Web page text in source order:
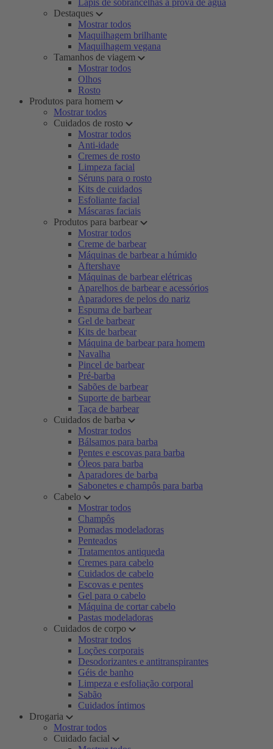
Lápis de sobrancelhas à prova de água
Destaques
Mostrar todos
Maquilhagem brilhante
Maquilhagem vegana
Tamanhos de viagem
Mostrar todos
Olhos
Rosto
Produtos para homem
Mostrar todos
Cuidados de rosto
Mostrar todos
Anti-idade
Cremes de rosto
Limpeza facial
Séruns para o rosto
Kits de cuidados
Esfoliante facial
Máscaras faciais
Produtos para barbear
Mostrar todos
Creme de barbear
Máquinas de barbear a húmido
Aftershave
Máquinas de barbear elétricas
Aparelhos de barbear e acessórios
Aparadores de pelos do nariz
Espuma de barbear
Gel de barbear
Kits de barbear
Máquina de barbear para homem
Navalha
Pincel de barbear
Pré-barba
Sabões de barbear
Suporte de barbear
Taça de barbear
Cuidados de barba
Mostrar todos
Bálsamos para barba
Pentes e escovas para barba
Óleos para barba
Aparadores de barba
Sabonetes e champôs para barba
Cabelo
Mostrar todos
Champôs
Pomadas modeladoras
Penteados
Tratamentos antiqueda
Cremes para cabelo
Cuidados de cabelo
Escovas e pentes
Gel para o cabelo
Máquina de cortar cabelo
Pastas modeladoras
Cuidados de corpo
Mostrar todos
Loções corporais
Desodorizantes e antitranspirantes
Géis de banho
Limpeza e esfoliação corporal
Sabão
Cuidados íntimos
Drogaria
Mostrar todos
Cuidado facial